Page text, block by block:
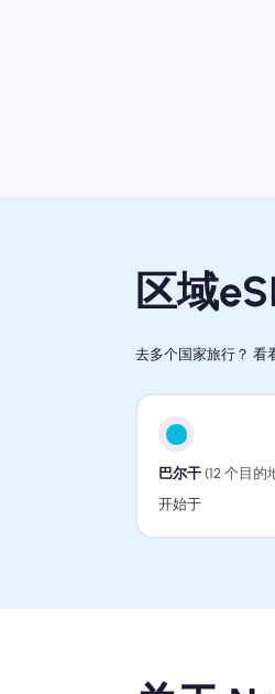
区域
去多个国家旅行？ 看
巴尔干 (12 个目的
开始于